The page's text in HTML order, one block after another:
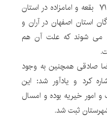
وی در ادامه با اشاره به وجود ۷۱۸ بقعه و امامزاده در استان
استان اصفهان در آران و
می شوند که علت آن هم
صادقی همچنین به وجود
کرد و یادآور شد: این
امور خیریه بوده و امسال